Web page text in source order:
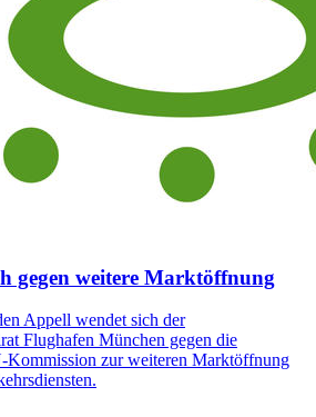
gegen weitere Marktöffnung
Appell wendet sich der
Flughafen München gegen die
Kommission zur weiteren Marktöffnung